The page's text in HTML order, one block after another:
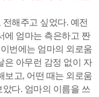
해주고 싶었다. 예전
에 엄마는 측은하고 짠
번에는 엄마의 외로움
은 아무런 감정 없이 자
보고, 어떤 때는 외로움
다. 엄마의 이름을 쓰